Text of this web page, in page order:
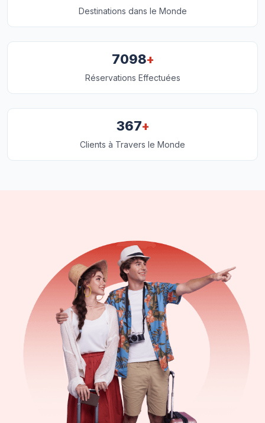
Destinations dans le Monde
7098+
Réservations Effectuées
367+
Clients à Travers le Monde